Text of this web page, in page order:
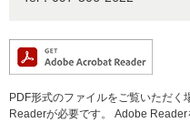
PDF形式のファイルをご覧いただ
Readerが必要です。
Adobe Reader